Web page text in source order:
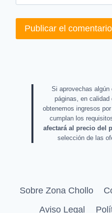
Si aprovechas
páginas, en calidad
obtenemos ingresos
cumplan los
afectará al precio del
selección de las
Sobre Zona Chollo
Aviso Legal